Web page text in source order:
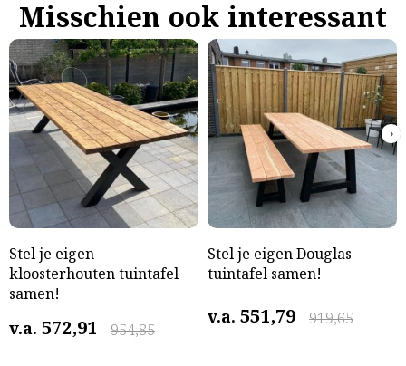
Misschien ook interessant
Stel je eigen
kloosterhouten tuintafel
samen!
v.a. 954,85
572,91
Stel je eigen Douglas
tuintafel samen!
v.a. 919,65
551,79
›